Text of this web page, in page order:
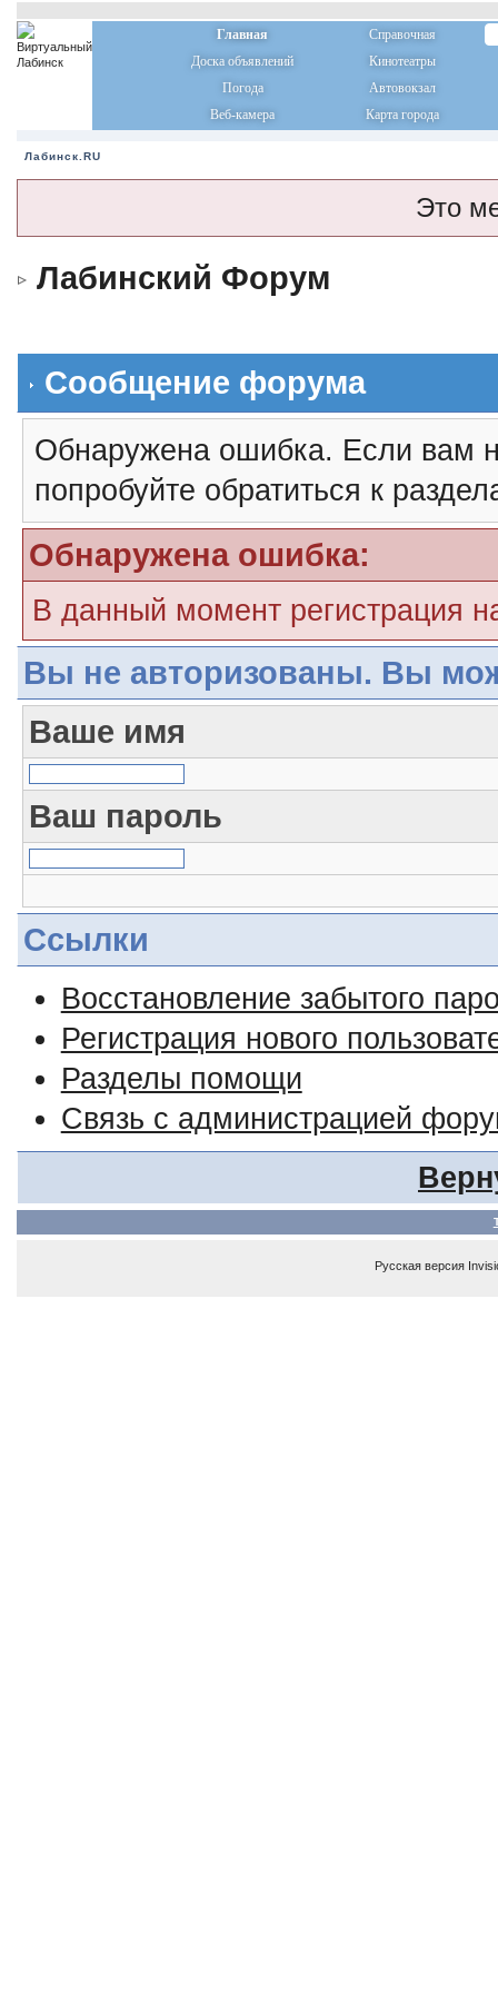
Главная
Справочная
Доска объявлений
Кинотеатры
Погода
Автовокзал
Веб-камера
Карта города
Лабинск.RU
Это
Лабинский Форум
Сообщение форума
Обнаружена ошибка. Если вам
попробуйте обратиться к
Обнаружена ошибка:
В данный момент регистрация
Вы не авторизованы. Вы
Ваше имя
Ваш пароль
Ссылки
Восстановление забытого
Регистрация нового
Разделы помощи
Связь с администрацией
Русская версия